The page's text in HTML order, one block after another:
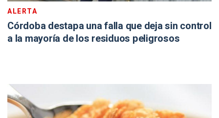
ALERTA
Córdoba destapa una falla que deja sin control
a la mayoría de los residuos peligrosos